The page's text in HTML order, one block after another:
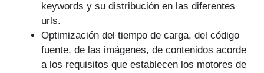
keywords y su distribución en las diferentes
urls.
Optimización del tiempo de carga, del código
fuente, de las imágenes, de contenidos acorde
a los requisitos que establecen los motores de